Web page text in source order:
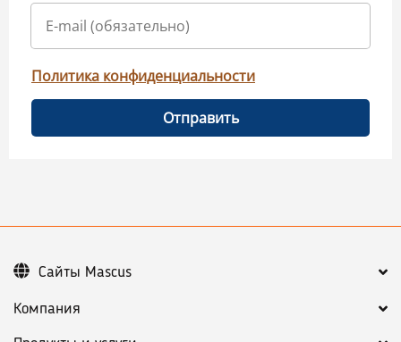
Политика конфиденциальности
Отправить
Компания
Сайты Mascus